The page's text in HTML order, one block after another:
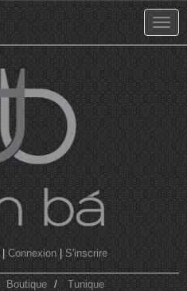
Connexion|S'inscrire
Boutique
Tunique